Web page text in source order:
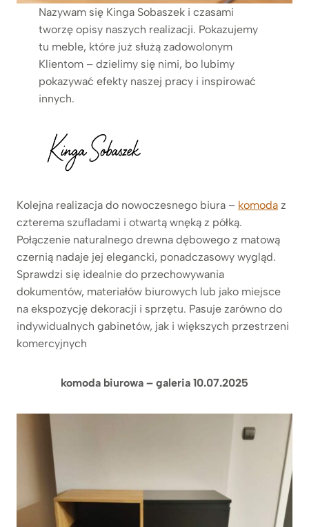
Nazywam się Kinga Sobaszek i czasami
tworzę opisy naszych realizacji. Pokazujemy
tu meble, które już służą zadowolonym
Klientom – dzielimy się nimi, bo lubimy
pokazywać efekty naszej pracy i inspirować
innych.
Kolejna realizacja do nowoczesnego biura – komoda z
czterema szufladami i otwartą wnęką z półką.
Połączenie naturalnego drewna dębowego z matową
czernią nadaje jej elegancki, ponadczasowy wygląd.
Sprawdzi się idealnie do przechowywania
dokumentów, materiałów biurowych lub jako miejsce
na ekspozycję dekoracji i sprzętu. Pasuje zarówno do
indywidualnych gabinetów, jak i większych przestrzeni
komercyjnych
komoda biurowa – galeria 10.07.2025